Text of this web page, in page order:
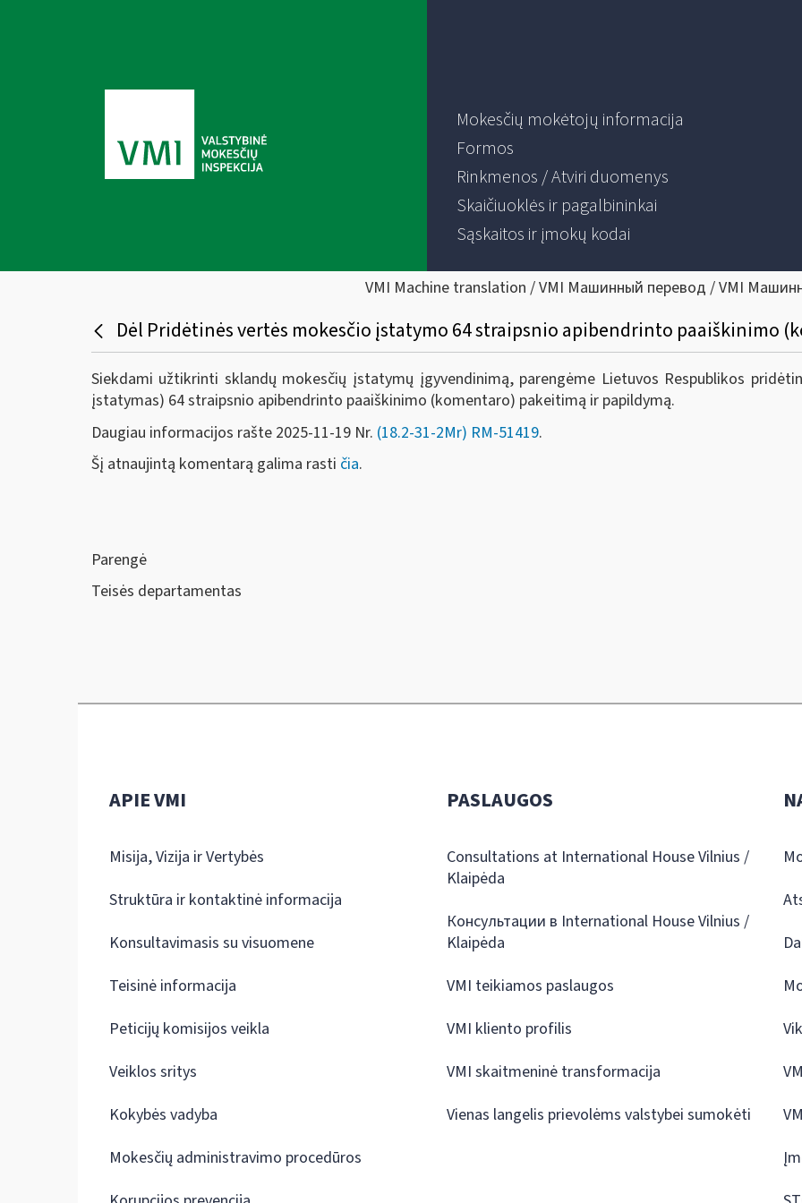
Mokesčių mokėtojų informacija
Formos
Rinkmenos / Atviri duomenys
Skaičiuoklės ir pagalbininkai
Sąskaitos ir įmokų kodai
VMI Machine translation / VMI Машинный перевод / VMI
Dėl Pridėtinės vertės mokesčio įstatymo 64 straipsnio apibendrinto paaiškinimo
Siekdami užtikrinti sklandų mokesčių įstatymų įgyvendinimą, parengėme Lietuvos Respublikos
įstatymas) 64 straipsnio apibendrinto paaiškinimo (komentaro) pakeitimą ir papildymą.
Daugiau informacijos rašte 2025-11-19 Nr. (18.2-31-2Mr) RM-51419.
Šį atnaujintą komentarą galima rasti čia.
Parengė
Teisės departamentas
APIE VMI
Misija, Vizija ir Vertybės
Struktūra ir kontaktinė informacija
Konsultavimasis su visuomene
Teisinė informacija
Peticijų komisijos veikla
Veiklos sritys
Kokybės vadyba
Mokesčių administravimo procedūros
PASLAUGOS
Consultations at International House Vilnius /
Klaipėda
Консультации в International House Vilnius /
Klaipėda
VMI teikiamos paslaugos
VMI kliento profilis
VMI skaitmeninė transformacija
Vienas langelis prievolėms valstybei sumokėti